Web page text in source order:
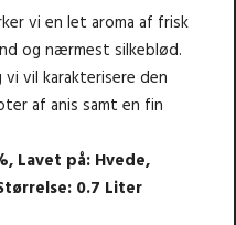
vi en let aroma af frisk
og nærmest silkeblød.
vi vil karakterisere den
af anis samt en fin
, Lavet på: Hvede,
0.7 Liter